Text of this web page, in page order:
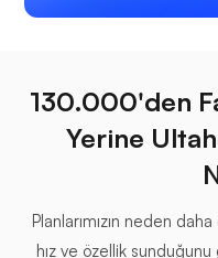
130.000'den
Yerine
Planlarımızın neden
hız ve özellik